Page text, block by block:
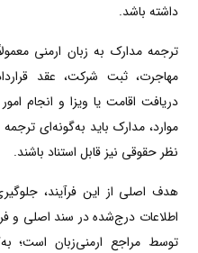
داشته باشد.
ترجمه مدارک به زبان ارمنی
مهاجرت، ثبت شرکت، عقد
دریافت اقامت یا ویزا و انجام
موارد، مدارک باید به‌گونه‌ای
نظر حقوقی نیز قابل استناد باشند.
هدف اصلی از این فرآیند،
اطلاعات درج‌شده در سند اصلی و
توسط مراجع ارمنی‌زبان است؛